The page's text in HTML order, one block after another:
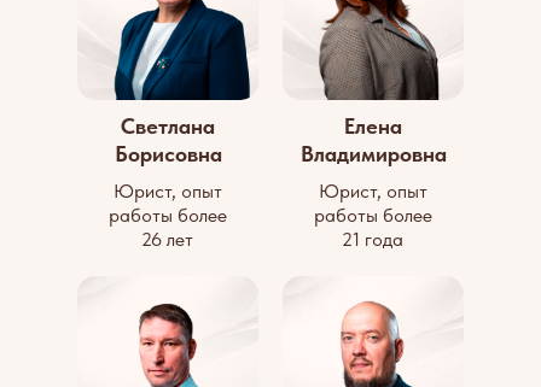
Елена
Владимировна
Юрист, опыт
работы более
21 года
Светлана
Борисовна
Юрист, опыт
работы более
26 лет